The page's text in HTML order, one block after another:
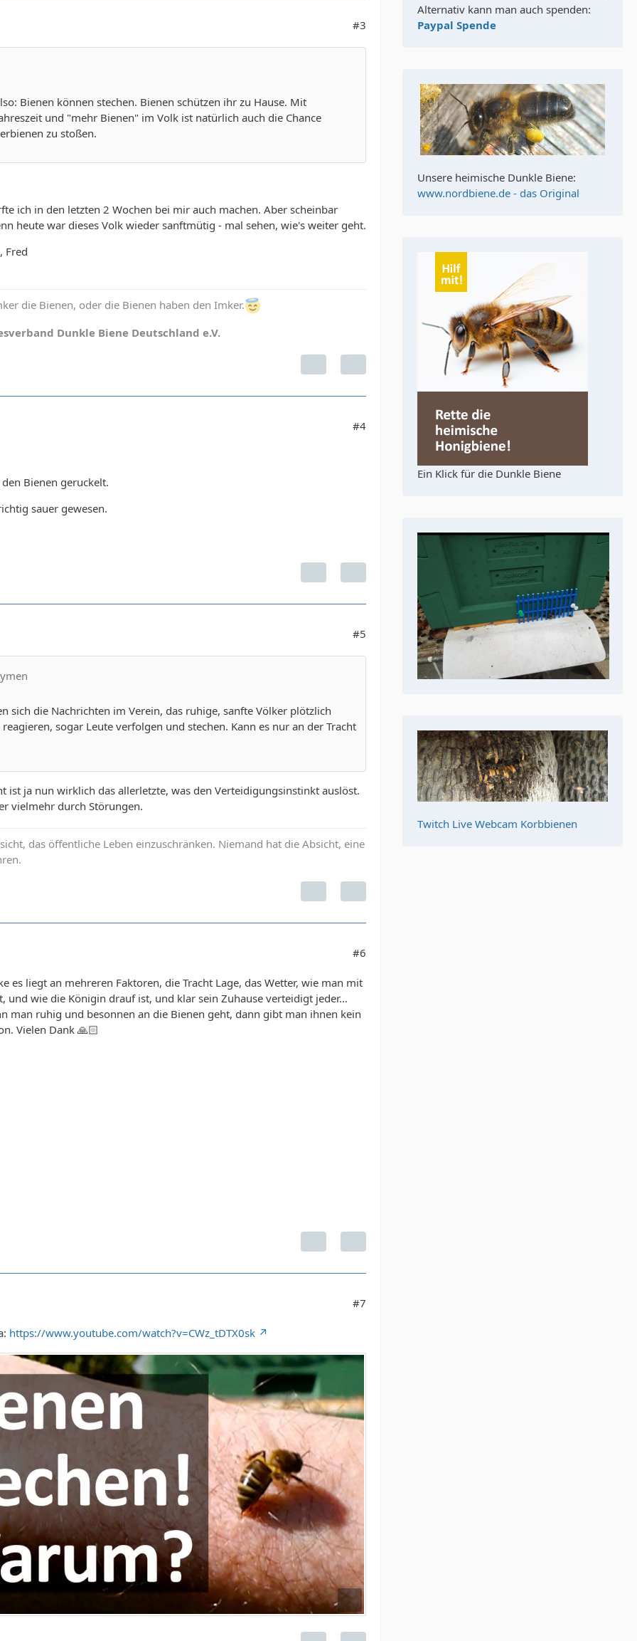
#3
Bienen können stechen. Bienen schützen ihr zu Hause. Mit
und "mehr Bienen" im Volk ist natürlich auch die Chance
zu stoßen.
ich in den letzten 2 Wochen bei mir auch machen. Aber scheinbar
heute war dieses Volk wieder sanftmütig - mal sehen, wie's weiter geht.
Fred
die Bienen, oder die Bienen haben den Imker.
Dunkle Biene Deutschland e.V.
#4
Bienen geruckelt.
sauer gewesen.
#5
sich die Nachrichten im Verein, das ruhige, sanfte Völker plötzlich
sogar Leute verfolgen und stechen. Kann es nur an der Tracht
ist ja nun wirklich das allerletzte, was den Verteidigungsinstinkt auslöst.
vielmehr durch Störungen.
das öffentliche Leben einzuschränken. Niemand hat die Absicht, eine
#6
es liegt an mehreren Faktoren, die Tracht Lage, das Wetter, wie man mit
und wie die Königin drauf ist, und klar sein Zuhause verteidigt jeder…
man ruhig und besonnen an die Bienen geht, dann gibt man ihnen kein
Vielen Dank 🙏🏻
#7
https://www.youtube.com/watch?v=CWz_tDTX0sk
Alternativ kann man auch spenden:
Paypal Spende
Unsere heimische Dunkle Biene:
www.nordbiene.de - das Original
Ein Klick für die Dunkle Biene
Twitch Live Webcam Korbbienen